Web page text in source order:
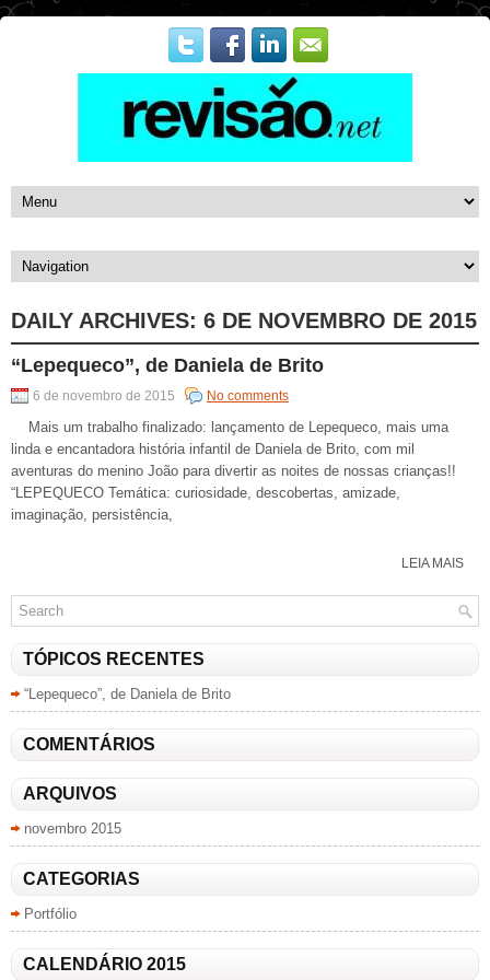
DAILY ARCHIVES: 6 DE NOVEMBRO DE 2015
“Lepequeco”, de Daniela de Brito
6 de novembro de 2015 No comments
Mais um trabalho finalizado: lançamento de Lepequeco, mais uma
linda e encantadora história infantil de Daniela de Brito, com mil
aventuras do menino João para divertir as noites de nossas crianças!!
“LEPEQUECO Temática: curiosidade, descobertas, amizade,
imaginação, persistência,
LEIA MAIS
TÓPICOS RECENTES
“Lepequeco”, de Daniela de Brito
COMENTÁRIOS
ARQUIVOS
novembro 2015
CATEGORIAS
Portfólio
CALENDÁRIO 2015